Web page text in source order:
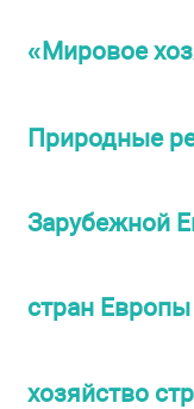
«Мировое
Природные
Зарубежной
стран Европы
хозяйство